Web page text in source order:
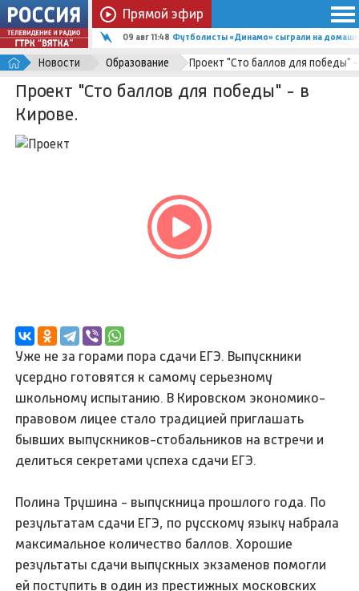
Прямой эфир
09 авг 11:48 Футболисты «Динамо» сыграли на
Новости Образование Проект "Сто баллов для победы"
Проект "Сто баллов для победы" - в
Кирове.
Уже не за горами пора сдачи ЕГЭ. Выпускники
усердно готовятся к самому серьезному
школьному испытанию. В Кировском экономико-
правовом лицее стало традицией приглашать
бывших выпускников-стобальников на встречи и
делиться секретами успеха сдачи ЕГЭ.
Полина Трушина - выпускница прошлого года. По
результатам сдачи ЕГЭ, по русскому языку набрала
максимальное количество баллов. Хорошие
результаты сдачи выпускных экзаменов помогли
ей поступить в один из престижных московских